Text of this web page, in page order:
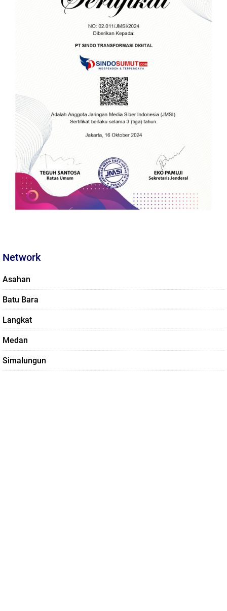
Network
Asahan
Batu Bara
Langkat
Medan
Simalungun